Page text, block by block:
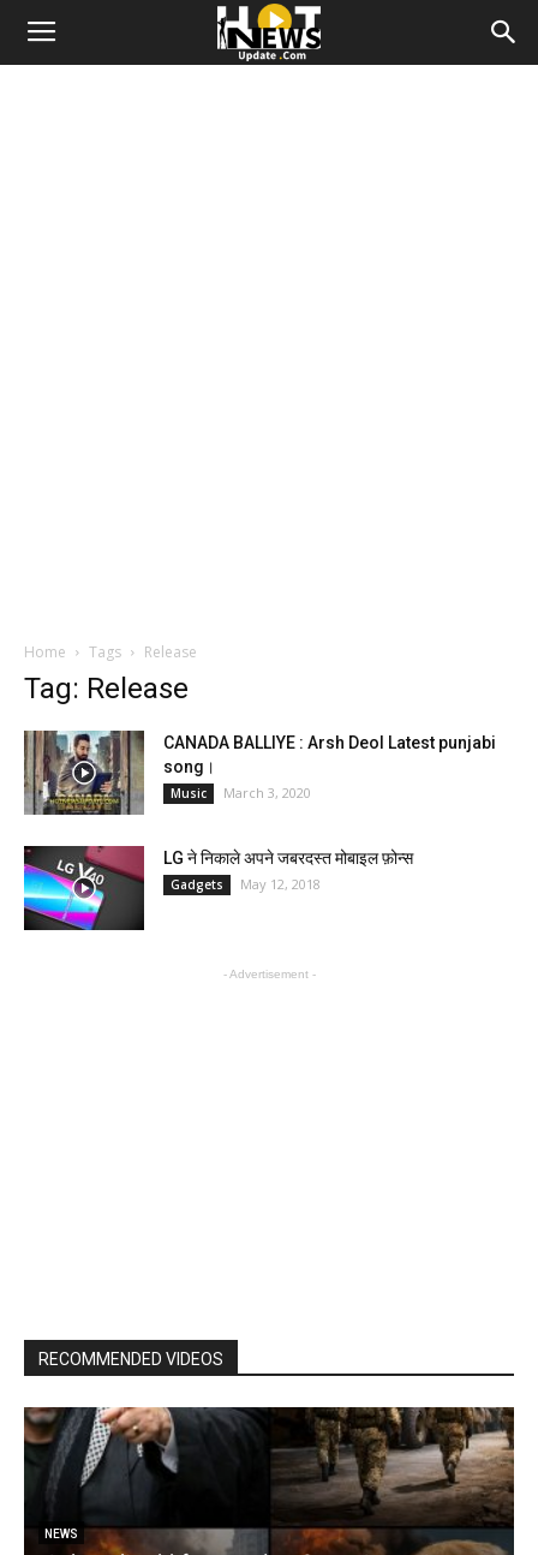
Home Tags Release
Tag: Release
CANADA BALLIYE : Arsh Deol Latest punjabi
song।
Music March 3, 2020
LG ने निकाले अपने जबरदस्त मोबाइल फ़ोन्स
Gadgets May 12, 2018
- Advertisement -
RECOMMENDED VIDEOS
NEWS